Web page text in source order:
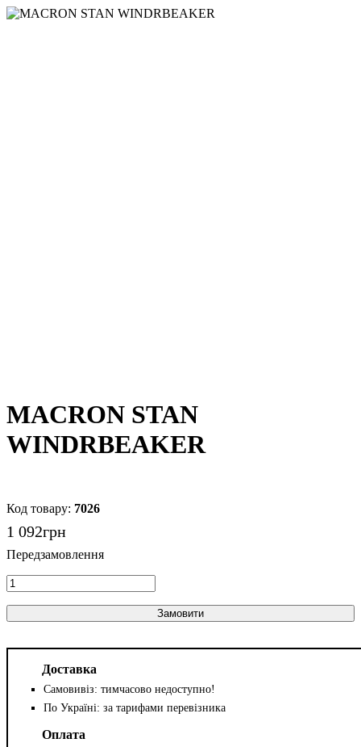
MACRON STAN
WINDRBEAKER
7026
1 092грн
Замовити
Доставка
Самовивіз: тимчасово недоступно!
По Україні: за тарифами перевізника
Оплата